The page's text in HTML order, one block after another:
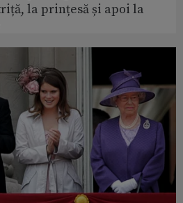
la prințesă și apoi la